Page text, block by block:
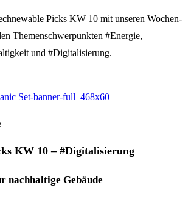
Picks KW 10 mit unseren Wochen-
Themenschwerpunkten #Energie,
und #Digitalisierung.
KW 10 – #Digitalisierung
nachhaltige Gebäude